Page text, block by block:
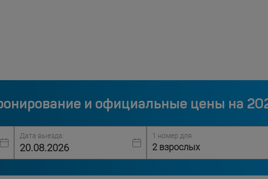
и официальные цены на
Дата выезда: 1 номер для
2 взрослых